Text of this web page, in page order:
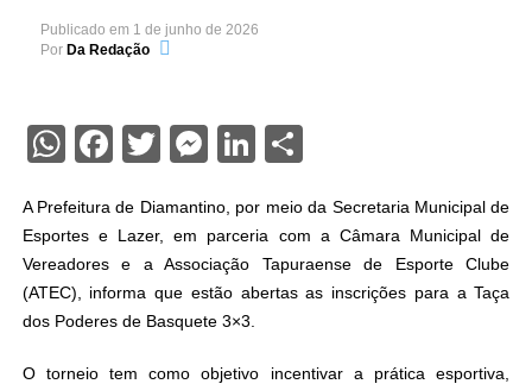
Publicado em 1 de junho de 2026
Por Da Redação
WhatsApp
Facebook
Twitter
Messenger
LinkedIn
Share
A Prefeitura de Diamantino, por meio da Secretaria Municipal de
Esportes e Lazer, em parceria com a Câmara Municipal de
Vereadores e a Associação Tapuraense de Esporte Clube
(ATEC), informa que estão abertas as inscrições para a Taça
dos Poderes de Basquete 3×3.
O torneio tem como objetivo incentivar a prática esportiva,